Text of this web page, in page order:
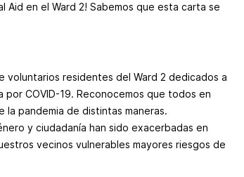
Aid en el Ward 2! Sabemos que esta carta se
voluntarios residentes del Ward 2 dedicados a
COVID-19. Reconocemos que todos en
pandemia de distintas maneras.
y ciudadanía han sido exacerbadas en
vecinos vulnerables mayores riesgos de